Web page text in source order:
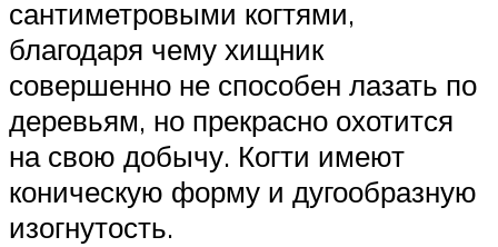
сантиметровыми когтями,
благодаря чему хищник
совершенно не способен лазать по
деревьям, но прекрасно охотится
на свою добычу. Когти имеют
коническую форму и дугообразную
изогнутость.